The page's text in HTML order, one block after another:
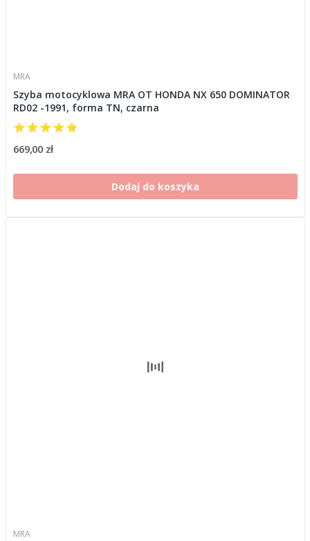
MRA
Szyba motocyklowa MRA OT HONDA NX 650 DOMINATOR
RD02 -1991, forma TN, czarna
669,00 zł
Dodaj do koszyka
MRA